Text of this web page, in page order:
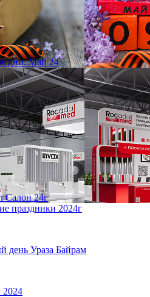
дни. Май 24
Салон 24г
праздники 2024г
день Ураза Байрам
2024